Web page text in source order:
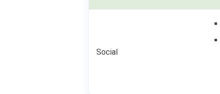
Social